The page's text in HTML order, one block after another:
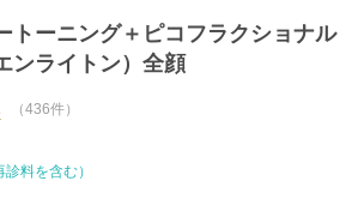
トーニング＋ピコフラクショナル
ンライトン）全顔
（436件）
診料を含む）